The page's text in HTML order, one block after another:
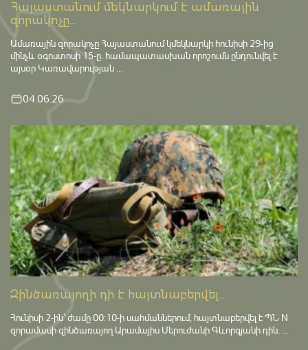
Հայաստանում մեկնարկում է ամառային
զորակոչը...
Ամառային զորակոչը Հայաստանում կմեկնարկի հունիսի 29-ից
մինչև օգոստոսի 15-ը․ համապատասխան որոշումն ընդունվել է
այսօր Կառավարության ...
04.06.26
Զինծառայողի դի է հայտնաբերվել...
Հունիսի 2-ին՝ ժամը 00:10-ի սահմաններում, հայտնաբերվել է ՊՆ N
զորամասի զինծառայող Արամայիս Մերուժանի Գևորգյանի դին. ...